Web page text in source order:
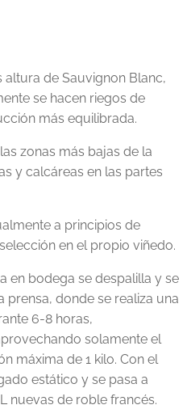
de Sauvignon Blanc,
se hacen riegos de
más equilibrada.
zonas más bajas de la
y calcáreas en las partes
a principios de
en el propio viñedo.
en bodega se despalilla y se
donde se realiza una
6-8 horas,
solamente el
máxima de 1 kilo. Con el
estático y se pasa a
nuevas de roble francés.